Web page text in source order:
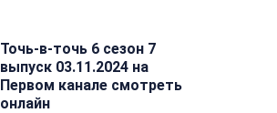
Точь-в-точь 6 сезон 7
выпуск 03.11.2024 на
Первом канале смотреть
онлайн